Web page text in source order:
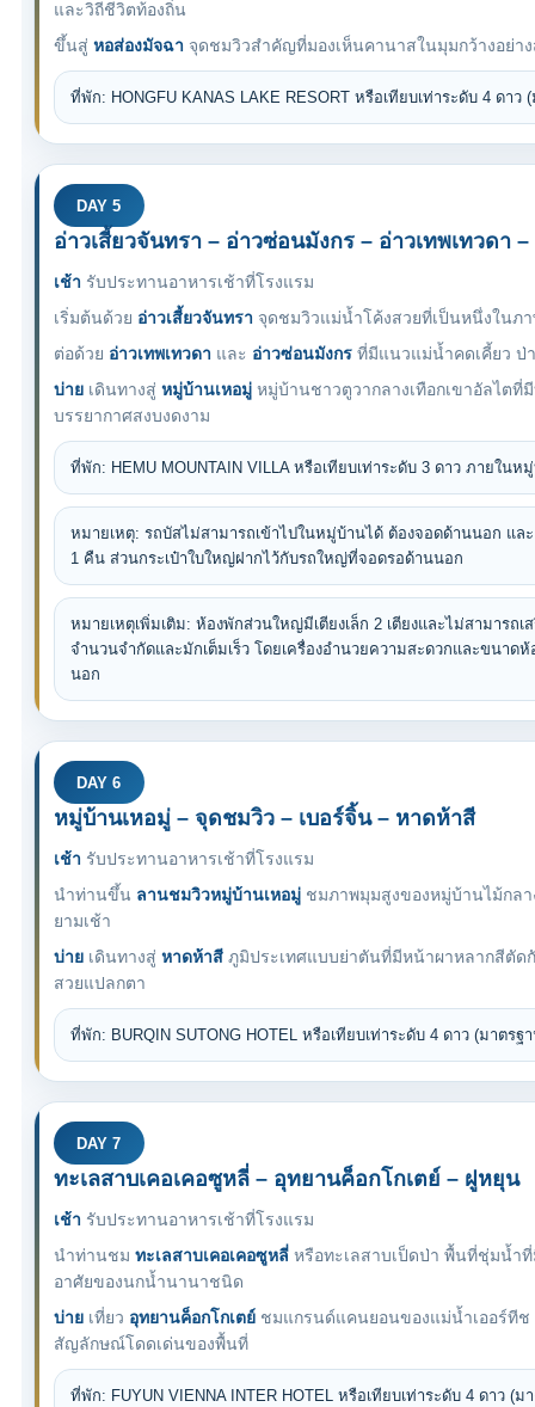
และวิถีชีวิตท้องถิ่น
ขึ้นสู่ หอส่องมัจฉา จุดชมวิวสำคัญที่มองเห็นคานาสในมุมกว้างอย่าง
ที่พัก: HONGFU KANAS LAKE RESORT หรือเทียบเท่าระดับ 4 ดาว
DAY 5
อ่าวเสี้ยวจันทรา – อ่าวซ่อนมังกร – อ่าวเทพเทวดา
เช้า รับประทานอาหารเช้าที่โรงแรม
เริ่มต้นด้วย อ่าวเสี้ยวจันทรา จุดชมวิวแม่น้ำโค้งสวยที่เป็นหนึ่งในภ
ต่อด้วย อ่าวเทพเทวดา และ อ่าวซ่อนมังกรที่มีแนวแม่น้ำคดเคี้ยว ป่
บ่ายเดินทางสู่ หมู่บ้านเหอมู่หมู่บ้านชาวตูวากลางเทือกเขาอัลไต
บรรยากาศสงบงดงาม
ที่พัก: HEMU MOUNTAIN VILLA หรือเทียบเท่าระดับ 3 ดาว ภายในห
หมายเหตุ: รถบัสไม่สามารถเข้าไปในหมู่บ้านได้ ต้องจอดด้านนอก และ
1 คืน ส่วนกระเป๋าใบใหญ่ฝากไว้กับรถใหญ่ที่จอดรอด้านนอก
หมายเหตุเพิ่มเติม: ห้องพักส่วนใหญ่มีเตียงเล็ก 2 เตียงและไม่สามารถ
จำนวนจำกัดและมักเต็มเร็ว โดยเครื่องอำนวยความสะดวกและขนาด
นอก
DAY 6
หมู่บ้านเหอมู่ – จุดชมวิว – เบอร์จิ้น – หาดห้าสี
เช้า รับประทานอาหารเช้าที่โรงแรม
นำท่านขึ้น ลานชมวิวหมู่บ้านเหอมู่ชมภาพมุมสูงของหมู่บ้านไม้กลา
ยามเช้า
บ่ายเดินทางสู่ หาดห้าสีภูมิประเทศแบบย่าตันที่มีหน้าผาหลากสีตัด
สวยแปลกตา
ที่พัก: BURQIN SUTONG HOTEL หรือเทียบเท่าระดับ 4 ดาว (มาตรฐ
DAY 7
ทะเลสาบเคอเคอซูหลี่ – อุทยานค็อกโกเตย์ – ฝูหยุน
เช้า รับประทานอาหารเช้าที่โรงแรม
นำท่านชม ทะเลสาบเคอเคอซูหลี่หรือทะเลสาบเป็ดป่า พื้นที่ชุ่มน้ำ
อาศัยของนกน้ำนานาชนิด
บ่ายเที่ยว อุทยานค็อกโกเตย์ชมแกรนด์แคนยอนของแม่น้ำเออร์ทีช
สัญลักษณ์โดดเด่นของพื้นที่
ที่พัก: FUYUN VIENNA INTER HOTEL หรือเทียบเท่าระดับ 4 ดาว (ม